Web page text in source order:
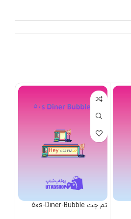
تم چت 50s-Diner-Bubble